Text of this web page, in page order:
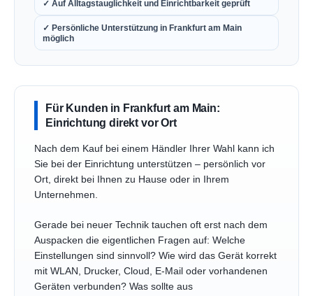
✓ Auf Alltagstauglichkeit und Einrichtbarkeit geprüft
✓ Persönliche Unterstützung in Frankfurt am Main
möglich
Für Kunden in Frankfurt am Main:
Einrichtung direkt vor Ort
Nach dem Kauf bei einem Händler Ihrer Wahl kann ich
Sie bei der Einrichtung unterstützen – persönlich vor
Ort, direkt bei Ihnen zu Hause oder in Ihrem
Unternehmen.
Gerade bei neuer Technik tauchen oft erst nach dem
Auspacken die eigentlichen Fragen auf: Welche
Einstellungen sind sinnvoll? Wie wird das Gerät korrekt
mit WLAN, Drucker, Cloud, E-Mail oder vorhandenen
Geräten verbunden? Was sollte aus